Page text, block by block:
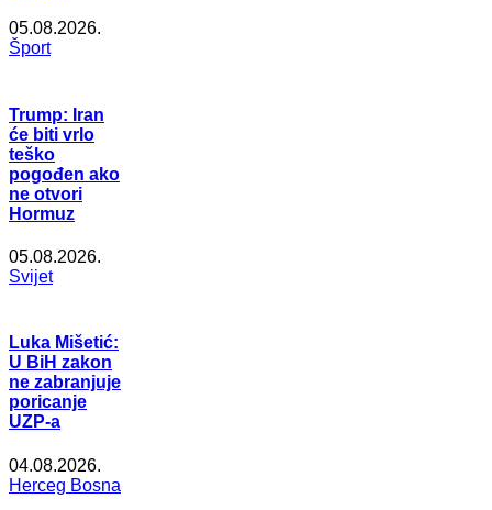
05.08.2026.
Šport
Trump: Iran
će biti vrlo
teško
pogođen ako
ne otvori
Hormuz
05.08.2026.
Svijet
Luka Mišetić:
U BiH zakon
ne zabranjuje
poricanje
UZP-a
04.08.2026.
Herceg Bosna